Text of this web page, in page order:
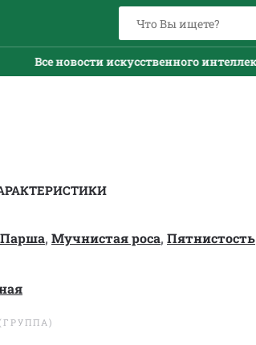
Все новости искусственного интеллекта →
Парша, Мучнистая роса, Пятнистость